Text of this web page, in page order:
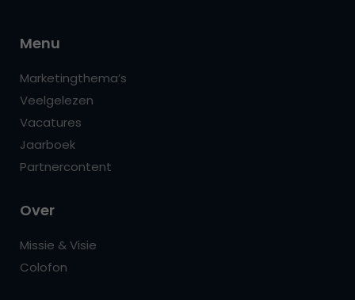
Menu
Marketingthema’s
Veelgelezen
Vacatures
Jaarboek
Partnercontent
Over
Missie & Visie
Colofon